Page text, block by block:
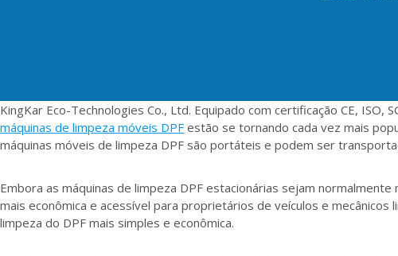
KingKar Eco-Technologies Co., Ltd. Equipado com certificação CE,
máquinas de limpeza móveis DPF estão se tornando cada vez mais
máquinas móveis de limpeza DPF são portáteis e podem ser
Embora as máquinas de limpeza DPF estacionárias sejam
mais econômica e acessível para proprietários de veículos e
limpeza do DPF mais simples e econômica.